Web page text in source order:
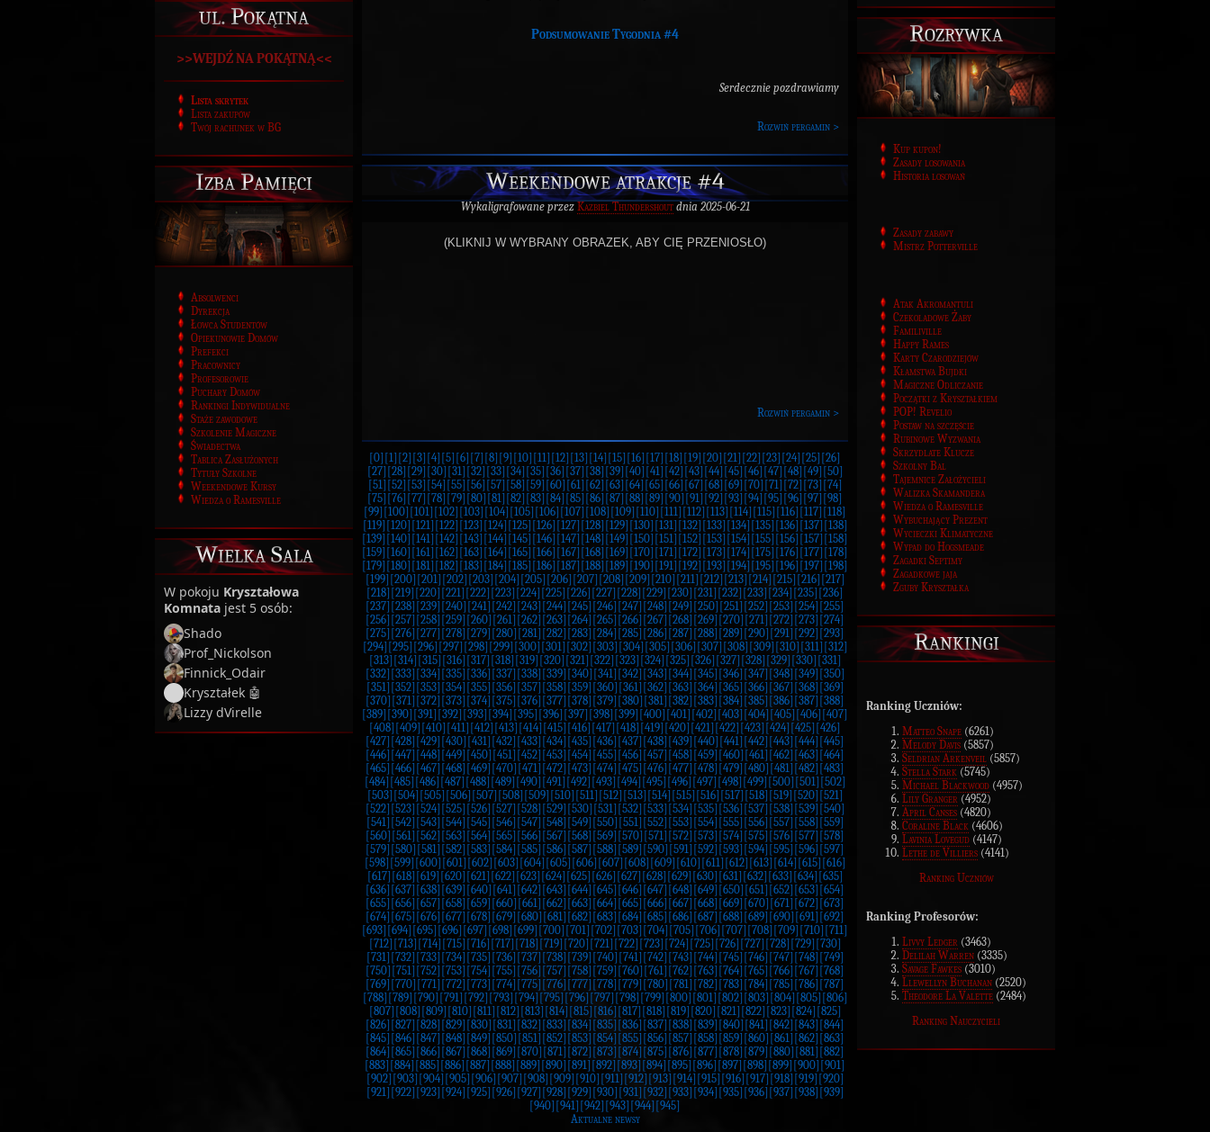
ul. Pokątna
>>WEJDŹ NA POKĄTNĄ<<
Lista skrytek
Lista zakupów
Twój rachunek w BG
Izba Pamięci
Absolwenci
Dyrekcja
Łowca Studentów
Opiekunowie Domów
Prefekci
Pracownicy
Profesorowie
Puchary Domów
Rankingi Indywidualne
Staże zawodowe
Szkolenie Magiczne
Świadectwa
Tablica Zasłużonych
Tytuły Szkolne
Weekendowe Kursy
Wiedza o Ramesville
Wielka Sala
W pokoju Kryształowa
Komnata jest 5 osób:
Shado
Prof_Nickolson
Finnick_Odair
Kryształek 🤖
Lizzy dVirelle
Podsumowanie Tygodnia #4
Serdecznie pozdrawiamy
Rozwiń pergamin >
Weekendowe atrakcje #4
Wykaligrafowane przez Kazbiel Thundershoutdnia 2025-06-21
(KLIKNIJ W WYBRANY OBRAZEK, ABY CIĘ PRZENIOSŁO)
Rozwiń pergamin >
[0] [1] [2] [3] [4] [5] [6] [7] [8] [9] [10] [11] [12] [13] [14] [15] [16] [17] [18] [19] [20] [21] [22] [23] [24] [25] [26]
[27] [28] [29] [30] [31] [32] [33] [34] [35] [36] [37] [38] [39] [40] [41] [42] [43] [44] [45] [46] [47] [48] [49] [50]
[51] [52] [53] [54] [55] [56] [57] [58] [59] [60] [61] [62] [63] [64] [65] [66] [67] [68] [69] [70] [71] [72] [73] [74]
[75] [76] [77] [78] [79] [80] [81] [82] [83] [84] [85] [86] [87] [88] [89] [90] [91] [92] [93] [94] [95] [96] [97] [98]
[99] [100] [101] [102] [103] [104] [105] [106] [107] [108] [109] [110] [111] [112] [113] [114] [115] [116] [117] [118]
[119] [120] [121] [122] [123] [124] [125] [126] [127] [128] [129] [130] [131] [132] [133] [134] [135] [136] [137] [138]
[139] [140] [141] [142] [143] [144] [145] [146] [147] [148] [149] [150] [151] [152] [153] [154] [155] [156] [157] [158]
[159] [160] [161] [162] [163] [164] [165] [166] [167] [168] [169] [170] [171] [172] [173] [174] [175] [176] [177] [178]
[179] [180] [181] [182] [183] [184] [185] [186] [187] [188] [189] [190] [191] [192] [193] [194] [195] [196] [197] [198]
[199] [200] [201] [202] [203] [204] [205] [206] [207] [208] [209] [210] [211] [212] [213] [214] [215] [216] [217]
[218] [219] [220] [221] [222] [223] [224] [225] [226] [227] [228] [229] [230] [231] [232] [233] [234] [235] [236]
[237] [238] [239] [240] [241] [242] [243] [244] [245] [246] [247] [248] [249] [250] [251] [252] [253] [254] [255]
[256] [257] [258] [259] [260] [261] [262] [263] [264] [265] [266] [267] [268] [269] [270] [271] [272] [273] [274]
[275] [276] [277] [278] [279] [280] [281] [282] [283] [284] [285] [286] [287] [288] [289] [290] [291] [292] [293]
[294] [295] [296] [297] [298] [299] [300] [301] [302] [303] [304] [305] [306] [307] [308] [309] [310] [311] [312]
[313] [314] [315] [316] [317] [318] [319] [320] [321] [322] [323] [324] [325] [326] [327] [328] [329] [330] [331]
[332] [333] [334] [335] [336] [337] [338] [339] [340] [341] [342] [343] [344] [345] [346] [347] [348] [349] [350]
[351] [352] [353] [354] [355] [356] [357] [358] [359] [360] [361] [362] [363] [364] [365] [366] [367] [368] [369]
[370] [371] [372] [373] [374] [375] [376] [377] [378] [379] [380] [381] [382] [383] [384] [385] [386] [387] [388]
[389] [390] [391] [392] [393] [394] [395] [396] [397] [398] [399] [400] [401] [402] [403] [404] [405] [406] [407]
[408] [409] [410] [411] [412] [413] [414] [415] [416] [417] [418] [419] [420] [421] [422] [423] [424] [425] [426]
[427] [428] [429] [430] [431] [432] [433] [434] [435] [436] [437] [438] [439] [440] [441] [442] [443] [444] [445]
[446] [447] [448] [449] [450] [451] [452] [453] [454] [455] [456] [457] [458] [459] [460] [461] [462] [463] [464]
[465] [466] [467] [468] [469] [470] [471] [472] [473] [474] [475] [476] [477] [478] [479] [480] [481] [482] [483]
[484] [485] [486] [487] [488] [489] [490] [491] [492] [493] [494] [495] [496] [497] [498] [499] [500] [501] [502]
[503] [504] [505] [506] [507] [508] [509] [510] [511] [512] [513] [514] [515] [516] [517] [518] [519] [520] [521]
[522] [523] [524] [525] [526] [527] [528] [529] [530] [531] [532] [533] [534] [535] [536] [537] [538] [539] [540]
[541] [542] [543] [544] [545] [546] [547] [548] [549] [550] [551] [552] [553] [554] [555] [556] [557] [558] [559]
[560] [561] [562] [563] [564] [565] [566] [567] [568] [569] [570] [571] [572] [573] [574] [575] [576] [577] [578]
[579] [580] [581] [582] [583] [584] [585] [586] [587] [588] [589] [590] [591] [592] [593] [594] [595] [596] [597]
[598] [599] [600] [601] [602] [603] [604] [605] [606] [607] [608] [609] [610] [611] [612] [613] [614] [615] [616]
[617] [618] [619] [620] [621] [622] [623] [624] [625] [626] [627] [628] [629] [630] [631] [632] [633] [634] [635]
[636] [637] [638] [639] [640] [641] [642] [643] [644] [645] [646] [647] [648] [649] [650] [651] [652] [653] [654]
[655] [656] [657] [658] [659] [660] [661] [662] [663] [664] [665] [666] [667] [668] [669] [670] [671] [672] [673]
[674] [675] [676] [677] [678] [679] [680] [681] [682] [683] [684] [685] [686] [687] [688] [689] [690] [691] [692]
[693] [694] [695] [696] [697] [698] [699] [700] [701] [702] [703] [704] [705] [706] [707] [708] [709] [710] [711]
[712] [713] [714] [715] [716] [717] [718] [719] [720] [721] [722] [723] [724] [725] [726] [727] [728] [729] [730]
[731] [732] [733] [734] [735] [736] [737] [738] [739] [740] [741] [742] [743] [744] [745] [746] [747] [748] [749]
[750] [751] [752] [753] [754] [755] [756] [757] [758] [759] [760] [761] [762] [763] [764] [765] [766] [767] [768]
[769] [770] [771] [772] [773] [774] [775] [776] [777] [778] [779] [780] [781] [782] [783] [784] [785] [786] [787]
[788] [789] [790] [791] [792] [793] [794] [795] [796] [797] [798] [799] [800] [801] [802] [803] [804] [805] [806]
[807] [808] [809] [810] [811] [812] [813] [814] [815] [816] [817] [818] [819] [820] [821] [822] [823] [824] [825]
[826] [827] [828] [829] [830] [831] [832] [833] [834] [835] [836] [837] [838] [839] [840] [841] [842] [843] [844]
[845] [846] [847] [848] [849] [850] [851] [852] [853] [854] [855] [856] [857] [858] [859] [860] [861] [862] [863]
[864] [865] [866] [867] [868] [869] [870] [871] [872] [873] [874] [875] [876] [877] [878] [879] [880] [881] [882]
[883] [884] [885] [886] [887] [888] [889] [890] [891] [892] [893] [894] [895] [896] [897] [898] [899] [900] [901]
[902] [903] [904] [905] [906] [907] [908] [909] [910] [911] [912] [913] [914] [915] [916] [917] [918] [919] [920]
[921] [922] [923] [924] [925] [926] [927] [928] [929] [930] [931] [932] [933] [934] [935] [936] [937] [938] [939]
[940] [941] [942] [943] [944] [945]
Aktualne newsy
Rozrywka
Kup kupon!
Zasady losowania
Historia losowań
Zasady zabawy
Mistrz Potterville
Atak Akromantuli
Czekoladowe Żaby
Familiville
Happy Rames
Karty Czarodziejów
Kłamstwa Bujdki
Magiczne Odliczanie
Początki z Kryształkiem
POP! Revelio
Postaw na szczęście
Rubinowe Wyzwania
Skrzydlate Klucze
Szkolny Bal
Tajemnice Założycieli
Walizka Skamandera
Wiedza o Ramesville
Wybuchający Prezent
Wycieczki Klimatyczne
Wypad do Hogsmeade
Zagadki Septimy
Zagadkowe jaja
Zguby Kryształka
Rankingi
Ranking Uczniów:
Matteo Snape (6261)
Melody Davis (5857)
Seldrian Arkenveil (5857)
Stella Stark (5745)
Michael Blackwood (4957)
Lily Granger (4952)
April Canses (4820)
Coraline Black (4606)
Lavinia Lovegud (4147)
Lethe de Villiers (4141)
Ranking Uczniów
Ranking Profesorów:
Livvy Ledger (3463)
Delilah Warren (3335)
Savage Fawkes (3010)
Llewellyn Buchanan (2520)
Theodore La Valette (2484)
Ranking Nauczycieli